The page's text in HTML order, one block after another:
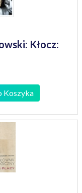
Kłocz:
Koszyka